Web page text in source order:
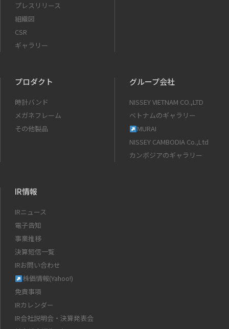
プレスリリース
組織図
CSR
ギャラリー
プロダクト
時計バンド
メガネフレーム
その他製品
グループ会社
NISSEY VIETNAM CO.,LTD
ベトナムのギャラリー
MURAI
NISSEY CAMBODIA Co.,Ltd
カンボジアのギャラリー
IR情報
IRニュース
電子告知
事業推移
決算短信一覧
IRお問い合わせ
株価情報(Yahoo!)
免責事項
IRカレンダー
IR会社説明会・決算発表会